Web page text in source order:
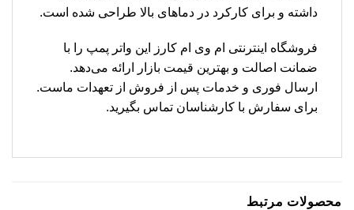
داشته و برای کارکرد در دماهای بالا طراحی شده است.
فروشگاه اینترنتی ام وی ام کارز این واتر پمپ را با
ضمانت اصالت و بهترین قیمت بازار ارائه می‌دهد.
ارسال فوری و خدمات پس از فروش از تعهدات ماست.
برای سفارش با کارشناسان تماس بگیرید.
محصولات مرتبط